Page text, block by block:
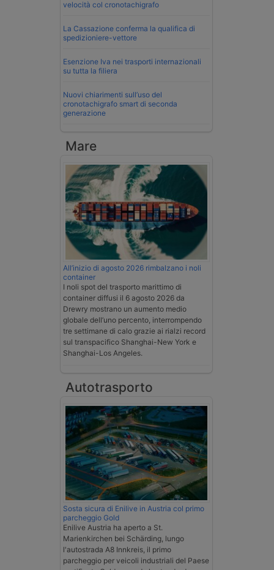
velocità col cronotachigrafo
La Cassazione conferma la qualifica di
spedizioniere-vettore
Esenzione Iva nei trasporti internazionali
su tutta la filiera
Nuovi chiarimenti sull’uso del
cronotachigrafo smart di seconda
generazione
Mare
All’inizio di agosto 2026 rimbalzano i noli
container
I noli spot del trasporto marittimo di
container diffusi il 6 agosto 2026 da
Drewry mostrano un aumento medio
globale dell’uno percento, interrompendo
tre settimane di calo grazie ai rialzi record
sul transpacifico Shanghai-New York e
Shanghai-Los Angeles.
Autotrasporto
Sosta sicura di Enilive in Austria col primo
parcheggio Gold
Enilive Austria ha aperto a St.
Marienkirchen bei Schärding, lungo
l'autostrada A8 Innkreis, il primo
parcheggio per veicoli industriali del Paese